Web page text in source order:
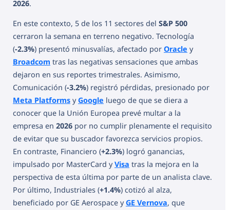
2026.
En este contexto, 5 de los 11 sectores del S&P 500
cerraron la semana en terreno negativo. Tecnología
(-2.3%) presentó minusvalías, afectado por Oracle y
Broadcom tras las negativas sensaciones que ambas
dejaron en sus reportes trimestrales. Asimismo,
Comunicación (-3.2%) registró pérdidas, presionado por
Meta Platforms yGoogle luego de que se diera a
conocer que la Unión Europea prevé multar a la
empresa en 2026 por no cumplir plenamente el requisito
de evitar que su buscador favorezca servicios propios.
En contraste, Financiero (+2.3%) logró ganancias,
impulsado por MasterCard yVisa tras la mejora en la
perspectiva de esta última por parte de un analista clave.
Por último, Industriales (+1.4%) cotizó al alza,
beneficiado por GE Aerospace yGE Vernova, que